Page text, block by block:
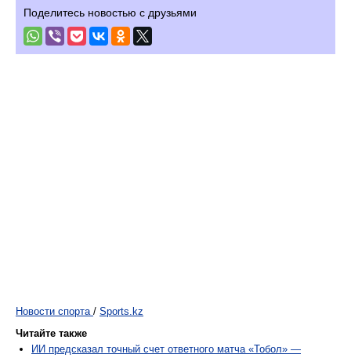
Поделитесь новостью с друзьями
Новости спорта / Sports.kz
Читайте также
ИИ предсказал точный счет ответного матча «Тобол» —